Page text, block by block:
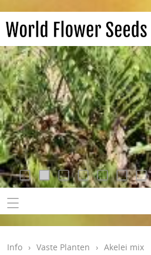
Info › Vaste Planten › Akelei mix